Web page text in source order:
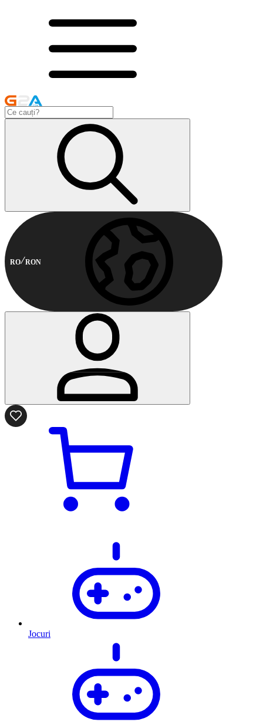
RO RON
Jocuri